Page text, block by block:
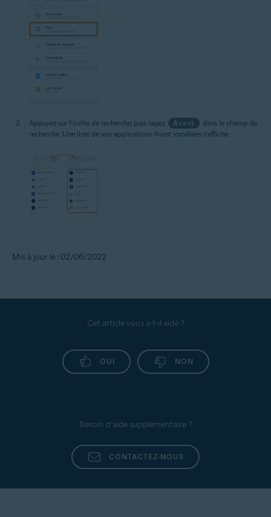
Appuyez sur l’icône de recherche, puis tapez Avast
dans le champ de
recherche. Une liste de vos applications Avast installées s’affiche.
Mis à jour le : 02/06/2022
Cet article vous a-t-il aidé ?
OUI NON
Besoin d’aide supplémentaire ?
CONTACTEZ-NOUS